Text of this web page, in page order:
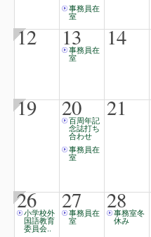
事務員在
室
12 13
事務員在
室
14
19 20
百周年記
念誌打ち
合わせ
事務員在
室
21
26
小学校外
国語教育
委員会..
27
事務員在
室
28
事務室冬
休み